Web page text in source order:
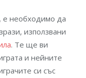
е необходимо да
използвани
. Те ще ви
и нейните
си със